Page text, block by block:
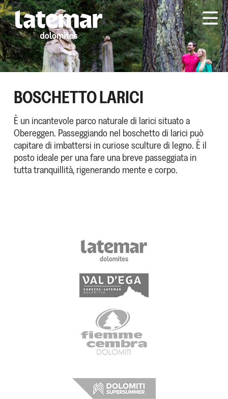
BOSCHETTO LARICI
È un incantevole parco naturale di larici situato a
Obereggen. Passeggiando nel boschetto di larici può
capitare di imbattersi in curiose sculture di legno. È il
posto ideale per una fare una breve passeggiata in
tutta tranquillità, rigenerando mente e corpo.